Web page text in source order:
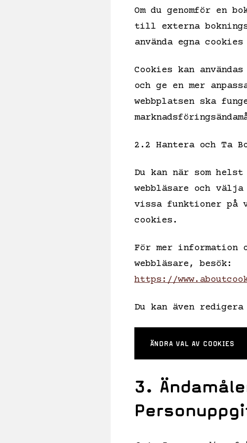
Om du genomför en
till externa
använda egna
Cookies kan
och ge en mer
webbplatsen ska
2.2 Hantera och Ta
Du kan när som
webbläsare och
vissa funktioner på
cookies.
För mer information
webbläsare, besök:
https://
Du kan även
ÄNDRA VAL AV COOKIES
3.